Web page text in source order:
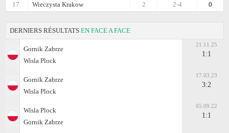
17. Wieczysta Krakow 0
2-4
2
DERNIERS RÉSULTATS EN FACE A FACE
Gornik Zabrze
Wisla Plock
21.11.25
1:1
Gornik Zabrze
Wisla Plock
17.03.23
3:2
Wisla Plock
Gornik Zabrze
05.09.22
1:1